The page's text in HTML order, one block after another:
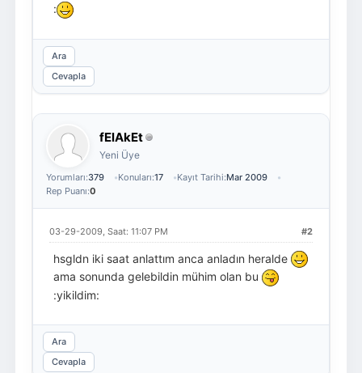
:
Ara
Cevapla
fElAkEt
Yeni Üye
Yorumları:379 Konuları:17 Kayıt Tarihi:Mar 2009
Rep Puanı:0
#2
03-29-2009, Saat: 11:07 PM
hsgldn iki saat anlattım anca anladın heralde
ama sonunda gelebildin mühim olan bu
:yikildim:
Ara
Cevapla